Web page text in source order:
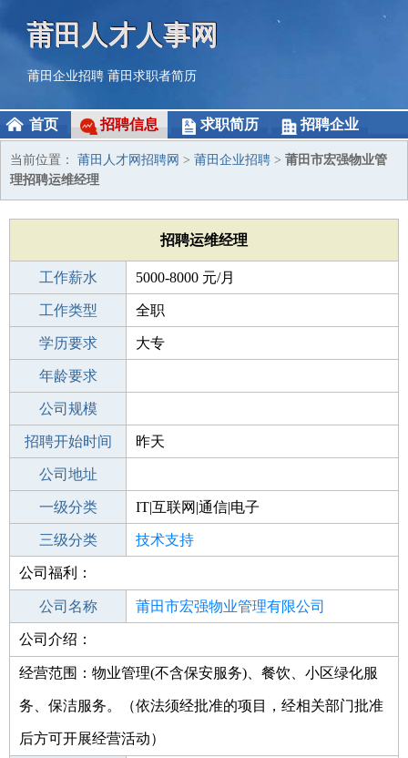
莆田人才人事网
莆田企业招聘 莆田求职者简历
首页 招聘信息 求职简历 招聘企业
当前位置： 莆田人才网招聘网 > 莆田企业招聘 > 莆田市宏强物业管
理招聘运维经理
招聘运维经理
工作薪水 5000-8000 元/月
招聘人数 1人
工作类型 全职
性别要求 -
学历要求 大专
工作经验
年龄要求
工作地点
公司规模
公司电话
招聘开始时间 昨天
招聘结束时间
公司地址
一级分类 IT|互联网|通信|电子
二级分类 技术开发
三级分类 技术支持
其他行业
公司福利：
公司名称 莆田市宏强物业管理有限公司
公司类型
公司介绍：
经营范围：物业管理(不含保安服务)、餐饮、小区绿化服
务、保洁服务。（依法须经批准的项目，经相关部门批准
后方可开展经营活动）